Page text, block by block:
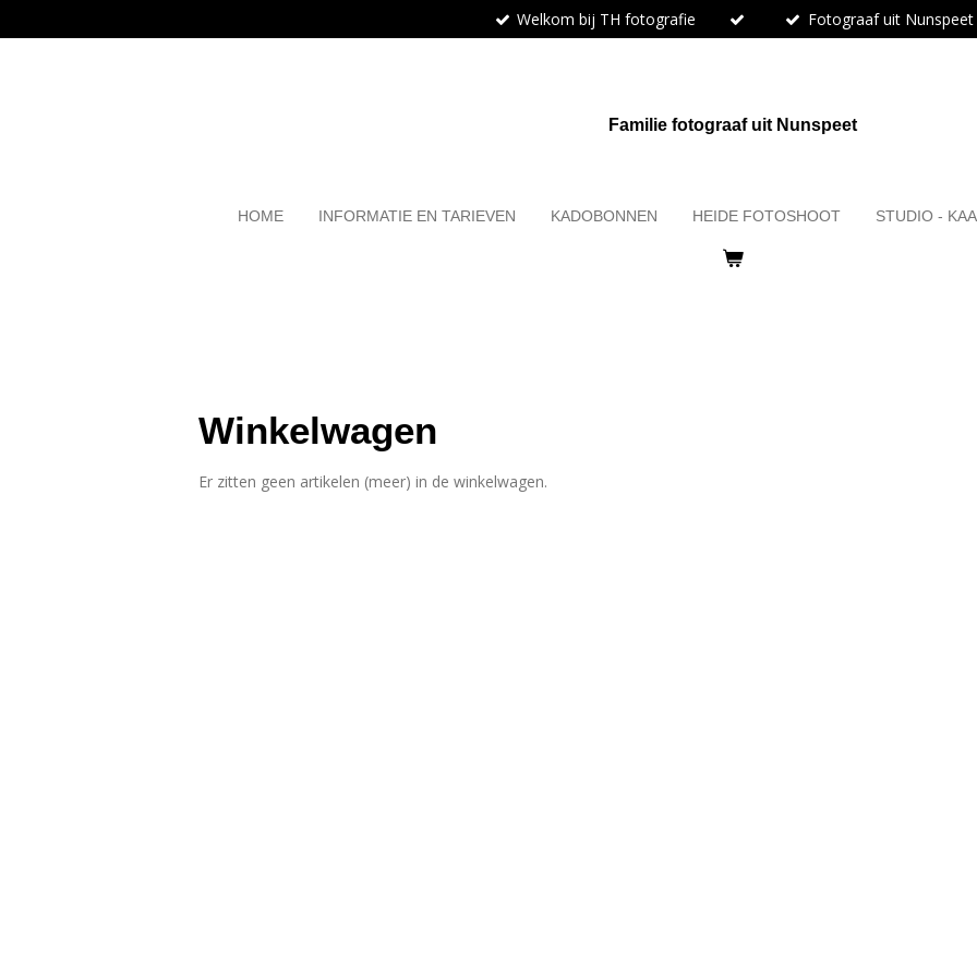
direct
Welkom bij TH fotografie Fotograaf uit Nunspeet
Familie fotograaf uit Nunspeet
HOME INFORMATIE EN TARIEVEN KADOBONNEN HEIDE FOTOSHOOT STUDIO -
Winkelwagen
Er zitten geen artikelen (meer) in de winkelwagen.